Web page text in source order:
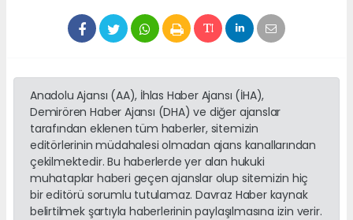
Anadolu Ajansı (AA), İhlas Haber Ajansı (İHA),
Demirören Haber Ajansı (DHA) ve diğer ajanslar
tarafından eklenen tüm haberler, sitemizin
editörlerinin müdahalesi olmadan ajans kanallarından
çekilmektedir. Bu haberlerde yer alan hukuki
muhataplar haberi geçen ajanslar olup sitemizin hiç
bir editörü sorumlu tutulamaz. Davraz Haber kaynak
belirtilmek şartıyla haberlerinin paylaşılmasına izin verir.